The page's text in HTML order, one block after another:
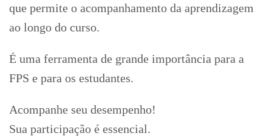
que permite o acompanhamento da aprendizagem
ao longo do curso.
É uma ferramenta de grande importância para a
FPS e para os estudantes.
Acompanhe seu desempenho!
Sua participação é essencial.